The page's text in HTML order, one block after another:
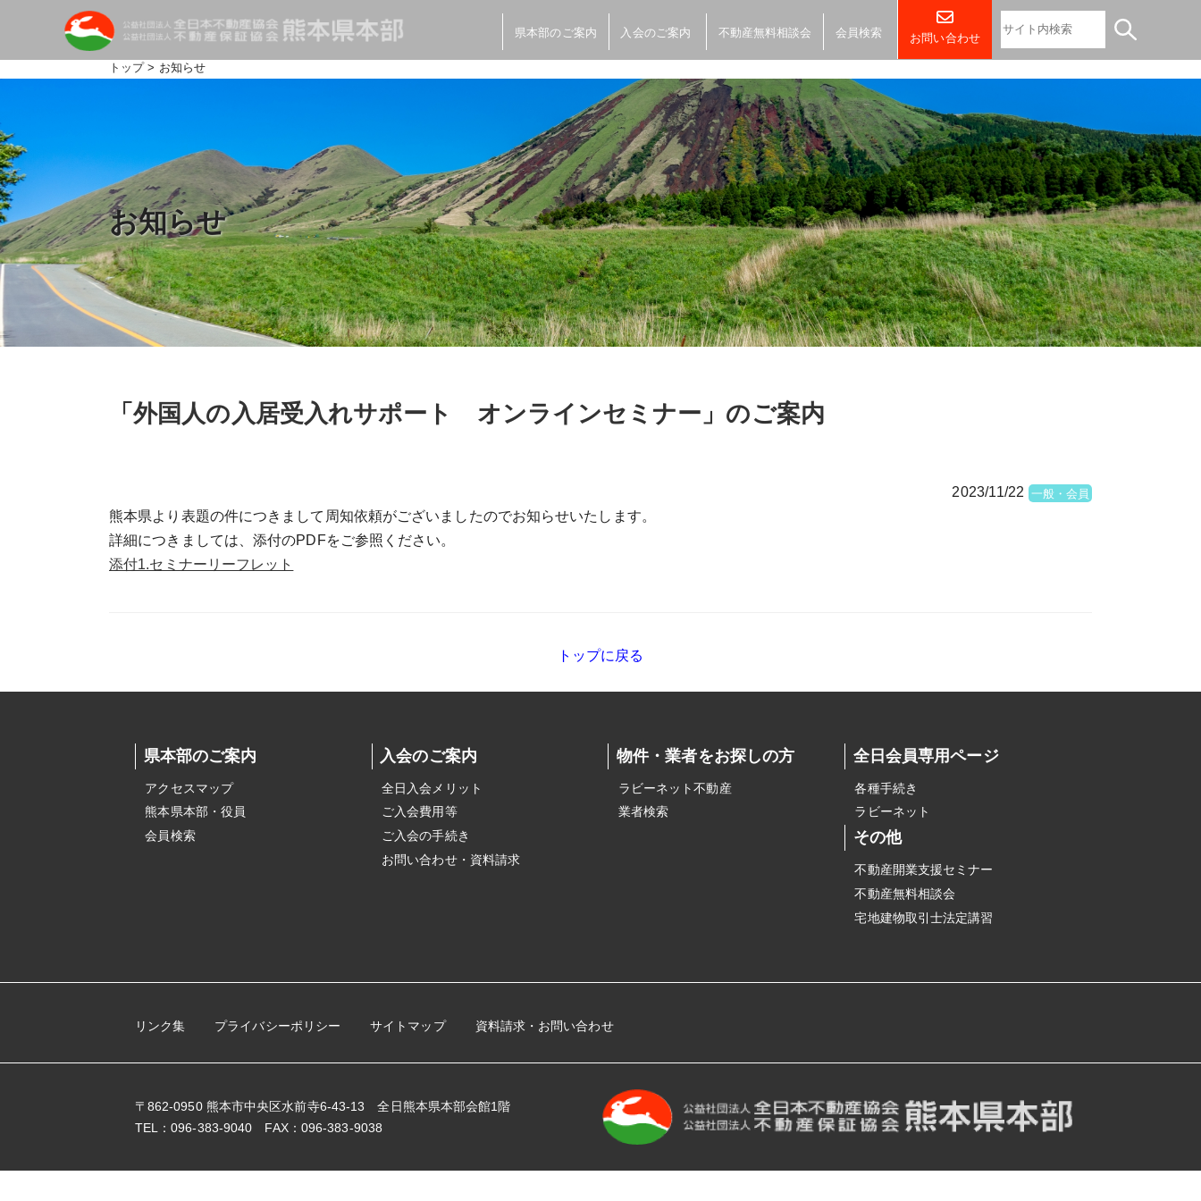
県本部のご案内 入会のご案内 不動産無料相談会 会員検索 お問い合わせ
トップ> お知らせ
お知らせ
「外国人の入居受入れサポート オンラインセミナー」のご案内
2023/11/22 一般・会員
熊本県より表題の件につきまして周知依頼がございましたのでお知らせいたします。
詳細につきましては、添付のPDFをご参照ください。
添付1.セミナーリーフレット
トップに戻る
県本部のご案内
アクセスマップ
熊本県本部・役員
会員検索
入会のご案内
全日入会メリット
ご入会費用等
ご入会の手続き
お問い合わせ・資料請求
物件・業者をお探しの方
ラビーネット不動産
業者検索
全日会員専用ページ
各種手続き
ラビーネット
その他
不動産開業支援セミナー
不動産無料相談会
宅地建物取引士法定講習
リンク集 プライバシーポリシー サイトマップ 資料請求・お問い合わせ
〒862-0950 熊本市中央区水前寺6-43-13 全日熊本県本部会館1階
TEL：096-383-9040 FAX：096-383-9038